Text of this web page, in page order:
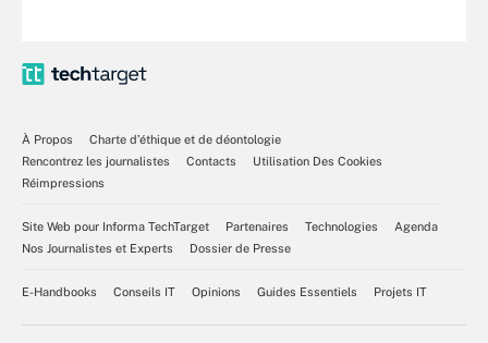
À Propos
Charte d’éthique et de déontologie
Rencontrez les journalistes
Contacts
Utilisation Des Cookies
Réimpressions
Site Web pour Informa TechTarget Partenaires Technologies
Agenda
Nos Journalistes et Experts
Dossier de Presse
E-Handbooks Conseils IT Opinions Guides Essentiels Projets IT